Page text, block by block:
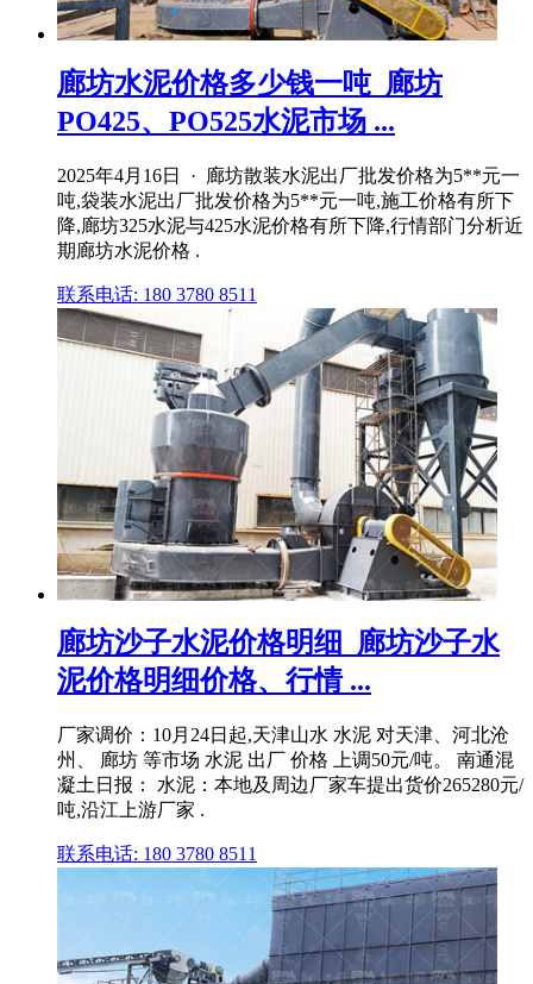
廊坊水泥价格多少钱一吨_廊坊
PO425、PO525水泥市场 ...
2025年4月16日 · 廊坊散装水泥出厂批发价格为5**元一
吨,袋装水泥出厂批发价格为5**元一吨,施工价格有所下
降,廊坊325水泥与425水泥价格有所下降,行情部门分析近
期廊坊水泥价格 .
联系电话: 180 3780 8511
廊坊沙子水泥价格明细_廊坊沙子水
泥价格明细价格、行情 ...
厂家调价：10月24日起,天津山水 水泥 对天津、河北沧
州、 廊坊 等市场 水泥 出厂 价格 上调50元/吨。 南通混
凝土日报： 水泥：本地及周边厂家车提出货价265280元/
吨,沿江上游厂家 .
联系电话: 180 3780 8511